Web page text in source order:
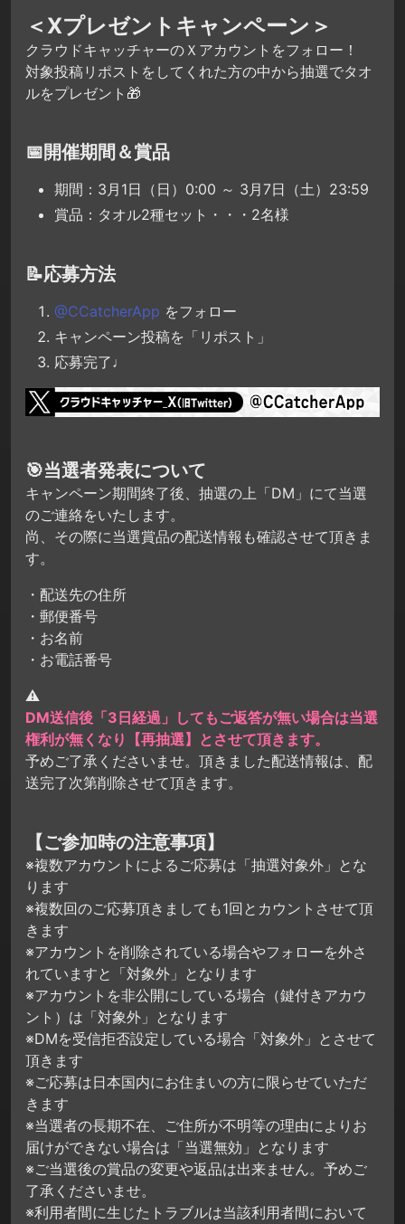
＜Xプレゼントキャンペーン＞
クラウドキャッチャーのＸアカウントをフォロー！
対象投稿リポストをしてくれた方の中から抽選でタオ
ルをプレゼント🎁
📅開催期間＆賞品
期間：3月1日（日）0:00 ～ 3月7日（土）23:59
賞品：タオル2種セット・・・2名様
📝応募方法
@CCatcherApp をフォロー
キャンペーン投稿を「リポスト」
応募完了♩
🎯当選者発表について
キャンペーン期間終了後、抽選の上「DM」にて当選
のご連絡をいたします。
尚、その際に当選賞品の配送情報も確認させて頂きま
す。
・配送先の住所
・郵便番号
・お名前
・お電話番号
⚠
DM送信後「3日経過」してもご返答が無い場合は当選
権利が無くなり【再抽選】とさせて頂きます。
予めご了承くださいませ。頂きました配送情報は、配
送完了次第削除させて頂きます。
【ご参加時の注意事項】
※複数アカウントによるご応募は「抽選対象外」とな
ります
※複数回のご応募頂きましても1回とカウントさせて頂
きます
※アカウントを削除されている場合やフォローを外さ
れていますと「対象外」となります
※アカウントを非公開にしている場合（鍵付きアカウ
ント）は「対象外」となります
※DMを受信拒否設定している場合「対象外」とさせて
頂きます
※ご応募は日本国内にお住まいの方に限らせていただ
きます
※当選者の長期不在、ご住所が不明等の理由によりお
届けができない場合は「当選無効」となります
※ご当選後の賞品の変更や返品は出来ません。予めご
了承くださいませ。
※利用者間に生じたトラブルは当該利用者間において